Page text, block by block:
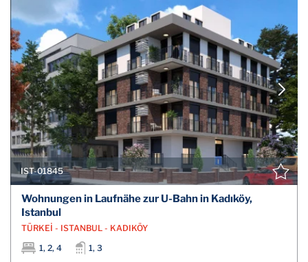
IST-01845
Wohnungen in Laufnähe zur U-Bahn in Kadıköy,
Istanbul
TÜRKEİ - ISTANBUL - KADIKÖY
1, 2, 4
1, 3